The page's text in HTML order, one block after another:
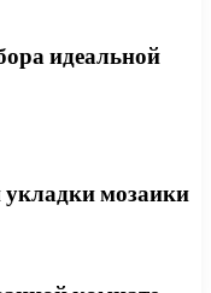
идеальной
укладки мозаики